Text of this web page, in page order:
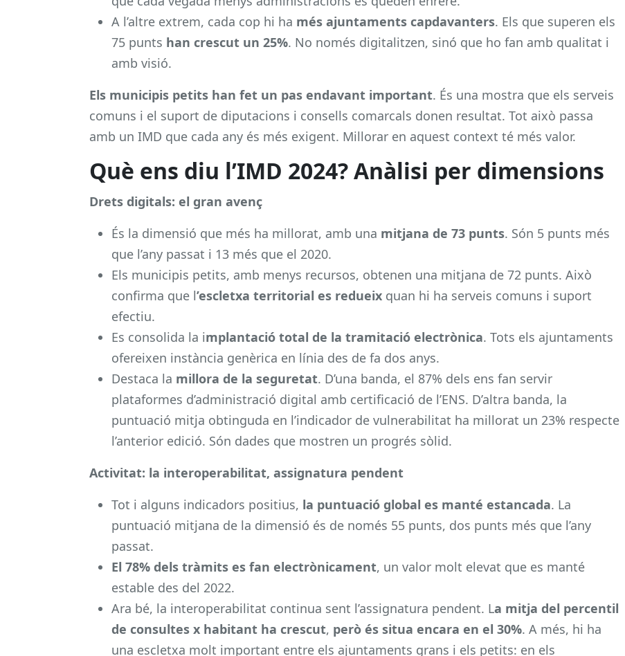
A l’altre extrem, cada cop hi ha més ajuntaments capdavanters. Els que superen els
75 punts han crescut un 25%. No només digitalitzen, sinó que ho fan amb qualitat i
amb visió.
Els municipis petits han fet un pas endavant important. És una mostra que els serveis
comuns i el suport de diputacions i consells comarcals donen resultat. Tot això passa
amb un IMD que cada any és més exigent. Millorar en aquest context té més valor.
Què ens diu l’IMD 2024? Anàlisi per dimensions
Drets digitals: el gran avenç
És la dimensió que més ha millorat, amb una mitjana de 73 punts. Són 5 punts més
que l’any passat i 13 més que el 2020.
Els municipis petits, amb menys recursos, obtenen una mitjana de 72 punts. Això
confirma que l’escletxa territorial es redueix quan hi ha serveis comuns i suport
efectiu.
Es consolida la implantació total de la tramitació electrònica. Tots els ajuntaments
ofereixen instància genèrica en línia des de fa dos anys.
Destaca la millora de la seguretat. D’una banda, el 87% dels ens fan servir
plataformes d’administració digital amb certificació de l’ENS. D’altra banda, la
puntuació mitja obtinguda en l’indicador de vulnerabilitat ha millorat un 23% respecte
l’anterior edició. Són dades que mostren un progrés sòlid.
Activitat: la interoperabilitat, assignatura pendent
Tot i alguns indicadors positius, la puntuació global es manté estancada. La
puntuació mitjana de la dimensió és de només 55 punts, dos punts més que l’any
passat.
El 78% dels tràmits es fan electrònicament, un valor molt elevat que es manté
estable des del 2022.
Ara bé, la interoperabilitat continua sent l’assignatura pendent. La mitja del percentil
de consultes x habitant ha crescut, però és situa encara en el 30%. A més, hi ha
una escletxa molt important entre els ajuntaments grans i els petits: en els